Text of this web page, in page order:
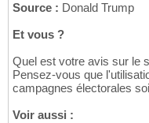
Source : Donald Trump
Et vous ?
Quel est votre avis sur le
Pensez-vous que
campagnes électorales
Voir aussi :